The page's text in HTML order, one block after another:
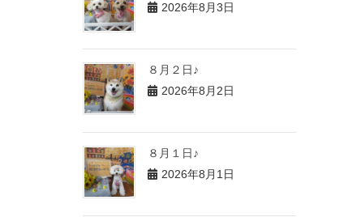
2026年8月3日
８月２日♪
2026年8月2日
８月１日♪
2026年8月1日